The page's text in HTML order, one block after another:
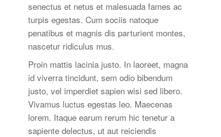
senectus et netus et malesuada fames ac
turpis egestas. Cum sociis natoque
penatibus et magnis dis parturient montes,
nascetur ridiculus mus.
Proin mattis lacinia justo. In laoreet, magna
id viverra tincidunt, sem odio bibendum
justo, vel imperdiet sapien wisi sed libero.
Vivamus luctus egestas leo. Maecenas
lorem. Itaque earum rerum hic tenetur a
sapiente delectus, ut aut reiciendis